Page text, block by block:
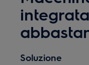
Soluzione